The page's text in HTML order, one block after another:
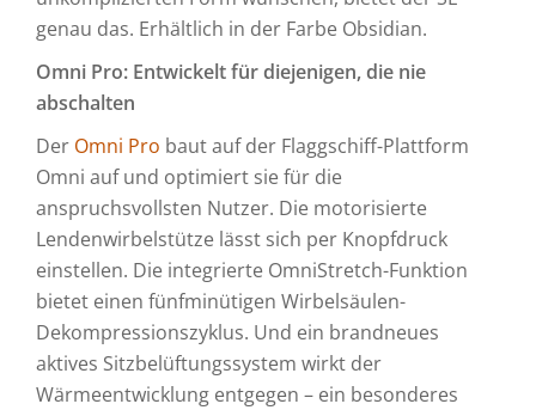
genau das. Erhältlich in der Farbe Obsidian.
Omni Pro: Entwickelt für diejenigen, die nie
abschalten
Der Omni Pro baut auf der Flaggschiff-Plattform
Omni auf und optimiert sie für die
anspruchsvollsten Nutzer. Die motorisierte
Lendenwirbelstütze lässt sich per Knopfdruck
einstellen. Die integrierte OmniStretch-Funktion
bietet einen fünfminütigen Wirbelsäulen-
Dekompressionszyklus. Und ein brandneues
aktives Sitzbelüftungssystem wirkt der
Wärmeentwicklung entgegen – ein besonderes